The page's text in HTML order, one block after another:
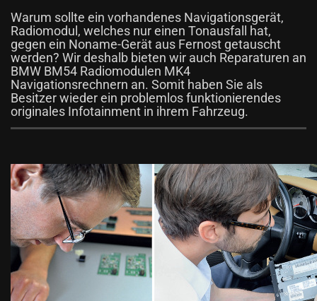
Warum sollte ein vorhandenes Navigationsgerät,
Radiomodul, welches nur einen Tonausfall hat,
gegen ein Noname-Gerät aus Fernost getauscht
werden? Wir deshalb bieten wir auch Reparaturen an
BMW BM54 Radiomodulen MK4
Navigationsrechnern an. Somit haben Sie als
Besitzer wieder ein problemlos funktionierendes
originales Infotainment in ihrem Fahrzeug.